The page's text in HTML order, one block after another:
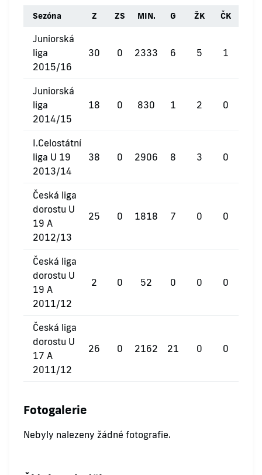
Sezóna Z ZS MIN. G ŽK ČK
Juniorská
liga
2015/16
30 0 2333 6 5 1
Juniorská
liga
2014/15
18 0 830 1 2 0
I.Celostátní
liga U 19
2013/14
38 0 2906 8 3 0
Česká liga
dorostu U
19 A
2012/13
25 0 1818 7 0 0
Česká liga
dorostu U
19 A
2011/12
2 0 52 0 0 0
Česká liga
dorostu U
17 A
2011/12
26 0 2162 21 0 0
Fotogalerie
Nebyly nalezeny žádné fotografie.